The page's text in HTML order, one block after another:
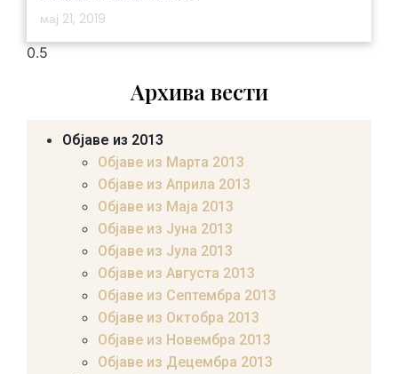
мај 21, 2019
Архива вести
Објаве из 2013
Објаве из Марта 2013
Објаве из Априла 2013
Објаве из Маја 2013
Објаве из Јунa 2013
Објаве из Јула 2013
Објаве из Августа 2013
Објаве из Септембра 2013
Објаве из Октобра 2013
Објаве из Новембра 2013
Објаве из Децембра 2013